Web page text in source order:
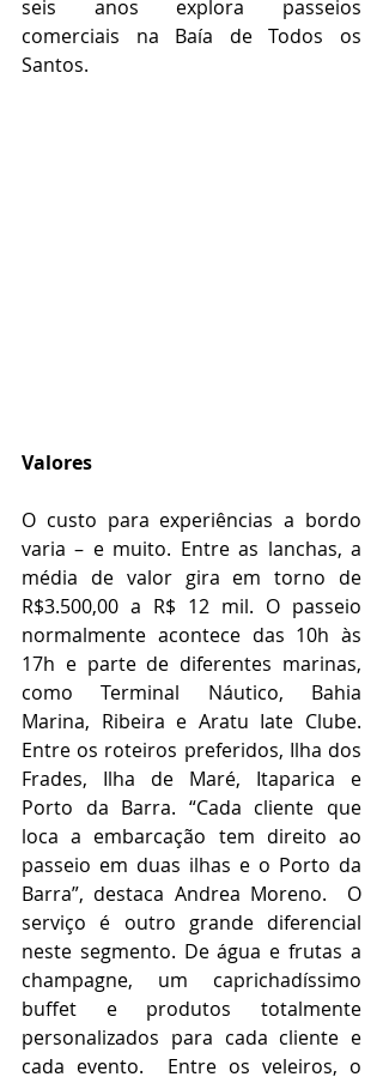
seis anos explora passeios
comerciais na Baía de Todos os
Santos.
Valores
O custo para experiências a bordo
varia – e muito. Entre as lanchas, a
média de valor gira em torno de
R$3.500,00 a R$ 12 mil. O passeio
normalmente acontece das 10h às
17h e parte de diferentes marinas,
como Terminal Náutico, Bahia
Marina, Ribeira e Aratu Iate Clube.
Entre os roteiros preferidos, Ilha dos
Frades, Ilha de Maré, Itaparica e
Porto da Barra. “Cada cliente que
loca a embarcação tem direito ao
passeio em duas ilhas e o Porto da
Barra”, destaca Andrea Moreno.  O
serviço é outro grande diferencial
neste segmento. De água e frutas a
champagne, um caprichadíssimo
buffet e produtos totalmente
personalizados para cada cliente e
cada evento.  Entre os veleiros, o